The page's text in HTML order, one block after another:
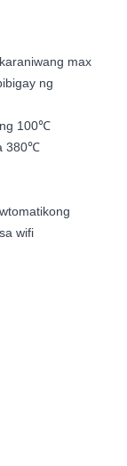
max
ng
100℃
380℃
wifi